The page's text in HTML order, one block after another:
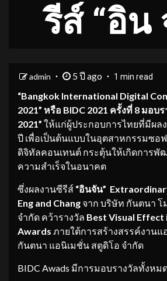
รีส์ “อิน
admin 5 ปี ago 1 min read
“Bangkok International Digital
2021” หรือ BIDC 2021 ครั้งที่ 8 มอบร
2021” ให้แก่ผู้ประกอบการไทยที่มีผล
ปี เพื่อเป็นต้นแบบในอุตสาหกรรมซอ
ดิจิทัลคอนเทนต์ กระตุ้นให้เกิดการพั
ความสำเร็จในอนาคต
ซึ่งผลงานซีรีส์ “อินจัน”
Eng and Chang จาก บริษัท กันตนา โ
จำกัด คว้ารางวัล Best Visual Effect
Awards ภายใต้การสร้างสรรค์งาน
กันตนา แอนิเมชั่น สตูดิโอ จำกัด
BIDC Awads มีการมอบรางวัลทั้งหม